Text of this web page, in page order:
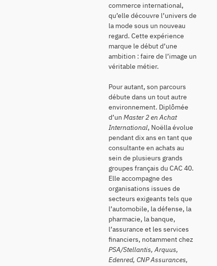
commerce international,
qu’elle découvre l’univers de
la mode sous un nouveau
regard. Cette expérience
marque le début d’une
ambition : faire de l’image un
véritable métier.
Pour autant, son parcours
débute dans un tout autre
environnement. Diplômée
d’un Master 2 en Achat
International, Noëlla évolue
pendant dix ans en tant que
consultante en achats au
sein de plusieurs grands
groupes français du CAC 40.
Elle accompagne des
organisations issues de
secteurs exigeants tels que
l’automobile, la défense, la
pharmacie, la banque,
l’assurance et les services
financiers, notamment chez
PSA/Stellantis, Arquus,
Edenred, CNP Assurances,